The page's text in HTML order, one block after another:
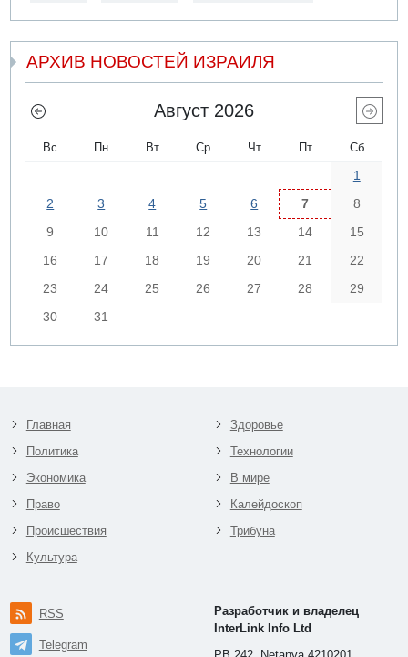
АРХИВ НОВОСТЕЙ ИЗРАИЛЯ
Август 2026
Вс Пн Вт Ср Чт Пт Сб
1
2
3 4 5 6 7
8
9
10 11 12 13 14
15
16
17 18 19 20 21
22
23
24 25 26 27 28
29
30
31
Главная
Политика
Экономика
Право
Происшествия
Культура
Здоровье
Технологии
В мире
Калейдоскоп
Трибуна
RSS
Telegram
Разработчик и владелец
InterLink Info Ltd